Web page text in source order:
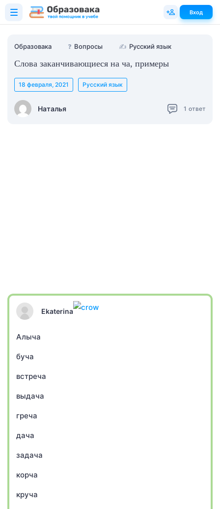
Образовака ❓ Вопросы ✍ Русский язык
Слова заканчивающиеся на ча, примеры
Наталья
18 февраля, 2021 Русский язык
1 ответ
Ekaterina
Алыча
буча
встреча
выдача
греча
дача
задача
корча
круча
Вход